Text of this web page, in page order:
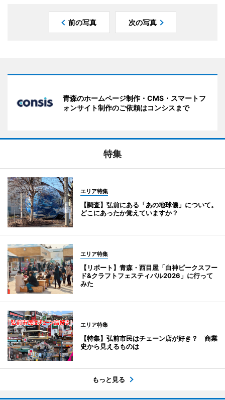
前の写真 次の写真
青森のホームページ制作・CMS・スマートフ
ォンサイト制作のご依頼はコンシスまで
特集
エリア特集
【調査】弘前にある「あの地球儀」について。
どこにあったか覚えていますか？
エリア特集
【リポート】青森・西目屋「白神ピークスフー
ド&クラフトフェスティバル2026」に行って
みた
エリア特集
【特集】弘前市民はチェーン店が好き？ 商業
史から見えるものは
もっと見る